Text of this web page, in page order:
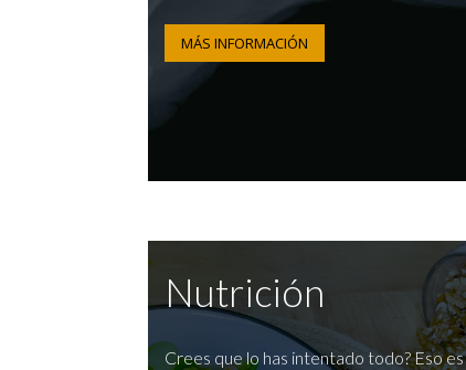
MÁS INFORMACIÓN
Nutrición
Crees que lo has intentado todo? Eso es